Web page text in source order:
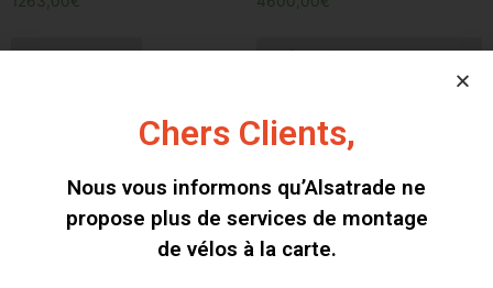
Add to cart
Sélectionner des
Chers Clients,
Nous vous informons qu’Alsatrade ne
propose plus de services de montage
de vélos à la carte.